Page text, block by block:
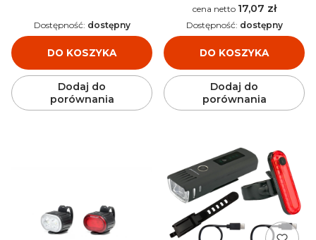
DO KOSZYKA
Dostępność: dostępny
Dodaj do
porównania
Cena 17,07 zł
DO KOSZYKA
Dostępność: dostępny
Dodaj do
porównania